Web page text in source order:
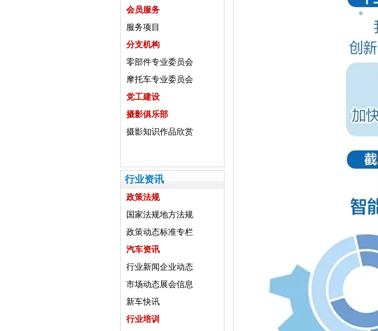
会员服务
服务项目
分支机构
零部件专业委员会
摩托车专业委员会
党工建设
摄影俱乐部
摄影知识作品欣赏
行业资讯
政策法规
国家法规地方法规
政策动态标准专栏
汽车资讯
行业新闻企业动态
市场动态展会信息
新车快讯
行业培训